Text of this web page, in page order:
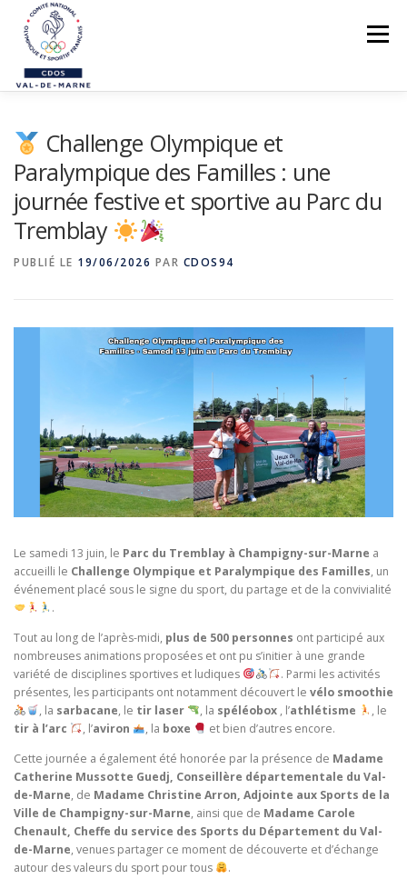
contenu
Menu
NOS ACTIONS
PREVENTION DES VIOLENCES
STRUCTUREZ-VOUS !
FORMATIONS
AIDE PÉDAGOGIQUE
Challenge Olympique et
Paralympique des Familles : une
journée festive et sportive au Parc du
Tremblay
PUBLIÉ LE 19/06/2026 PAR CDOS94
Le samedi 13 juin, le Parc du Tremblay à Champigny-sur-Marne a
accueilli le Challenge Olympique et Paralympique des Familles, un
événement placé sous le signe du sport, du partage et de la convivialité
.
Tout au long de l’après-midi, plus de 500 personnes ont participé aux
nombreuses animations proposées et ont pu s’initier à une grande
variété de disciplines sportives et ludiques
. Parmi les activités
présentes, les participants ont notamment découvert le vélo smoothie
, la sarbacane, le tir laser , la spéléobox, l’athlétisme
, le
tir à l’arc
, l’aviron , la boxe
et bien d’autres encore.
Cette journée a également été honorée par la présence de Madame
Catherine Mussotte Guedj, Conseillère départementale du Val-
de-Marne, de Madame Christine Arron, Adjointe aux Sports de la
Ville de Champigny-sur-Marne, ainsi que de Madame Carole
Chenault, Cheffe du service des Sports du Département du Val-
de-Marne, venues partager ce moment de découverte et d’échange
autour des valeurs du sport pour tous
.